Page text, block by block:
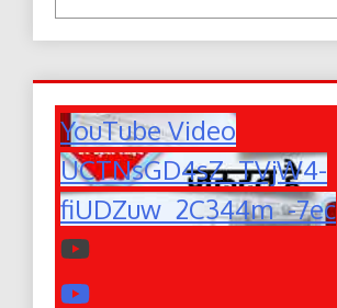
YouTube Video
UCTNsGD4sZ_TVjW4-
fiUDZuw_2C344m_-7ec